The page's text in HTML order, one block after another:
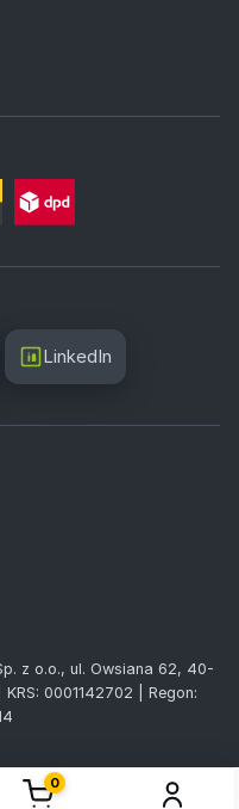
LinkedIn
z o.o., ul. Owsiana 62, 40-
0001142702 | Regon:
0